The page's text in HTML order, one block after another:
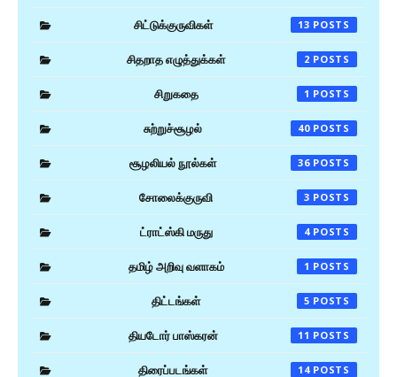
சிட்டுக்குருவிகள் 13
சிதறாத எழுத்துக்கள் 2
சிறுகதை 1
சுற்றுச்சூழல் 40
சூழலியல் நூல்கள் 36
சோலைக்குருவி 3
ட்ராட்ஸ்கி மருது 4
தமிழ் அறிவு வளாகம் 1
திட்டங்கள் 5
தியடோர் பாஸ்கரன் 11
திரைப்படங்கள் 14